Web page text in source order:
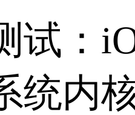
试：
统内